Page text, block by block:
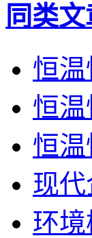
同类
恒
恒
恒
现
环